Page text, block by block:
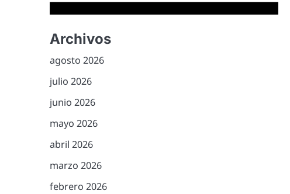
Archivos
agosto 2026
julio 2026
junio 2026
mayo 2026
abril 2026
marzo 2026
febrero 2026